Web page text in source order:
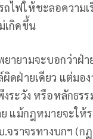
ไฟให้ชะลอความเ
เกิดขึ้น
ยายามจะบอกว่าฝ่
ผิดฝ่ายเดียว แต่มอ
ระวัง หรือหลักธร
ย แม้กฎหมายจะให้
จราจรทางบกฯ (ก